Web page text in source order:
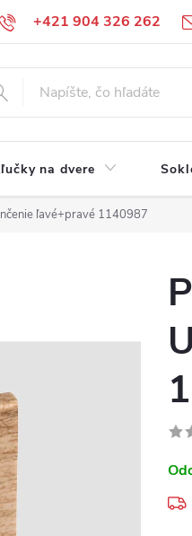
+421 904 326 262
podmienky Reklamačné
na dvere
ľavé+pravé 1140987